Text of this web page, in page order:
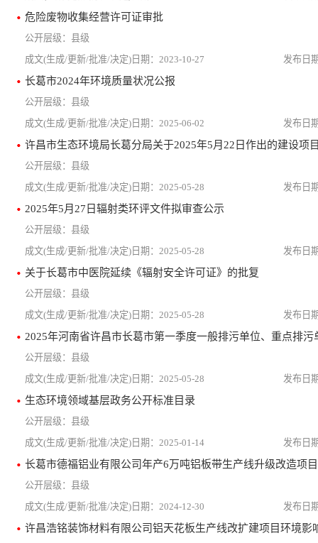
危险废物收集经营许可证审批
县级
2023-10-27
长葛市2024年环境质量状况公报
县级
2025-06-02
县级
2025-05-28
2025年5月27日辐射类环评文件拟审查公示
县级
2025-05-28
关于长葛市中医院延续《辐射安全许可证》的批复
县级
2025-05-28
县级
2025-05-28
生态环境领域基层政务公开标准目录
县级
2025-01-14
县级
2024-12-30
许昌浩铭装饰材料有限公司铝天花板生产线改扩建项目环境影